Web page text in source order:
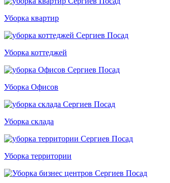
Уборка квартир
Уборка коттеджей
Уборка Офисов
Уборка склада
Уборка территории